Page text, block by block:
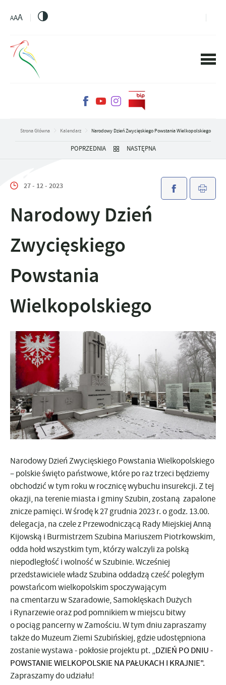
AAA
Strona Główna Kalendarz Narodowy Dzień Zwycięskiego Powstania Wielkopolskiego
POPRZEDNIA NASTĘPNA
27 - 12 - 2023
Narodowy Dzień
Zwycięskiego
Powstania
Wielkopolskiego
Narodowy Dzień Zwycięskiego Powstania Wielkopolskiego
– polskie święto państwowe, które po raz trzeci będziemy
obchodzić w tym roku w rocznicę wybuchu insurekcji. Z tej
okazji, na terenie miasta i gminy Szubin, zostaną zapalone
znicze pamięci. W środę k 27 grudnia 2023 r. o godz. 13.00.
delegacja, na czele zPrzewodniczącą Rady Miejskiej Anną
Kijowską i Burmistrzem Szubina Mariuszem Piotrkowskim,
odda hołd wszystkim tym, którzy walczyli za polską
niepodległość i wolność w Szubinie. Wcześniej
przedstawiciele władz Szubina oddadzą cześć poległym
powstańcom wielkopolskim spoczywającym
na cmentarzu w Szaradowie, Samoklęskach Dużych
i Rynarzewie oraz pod pomnikiem w miejscu bitwy
o pociąg pancerny w Zamościu. W tym dniu zapraszamy
także do Muzeum Ziemi Szubińskiej, gdzie udostępniona
zostanie wystawa - pokłosie projektu pt. „DZIEŃ PO DNIU -
POWSTANIE WIELKOPOLSKIE NA PAŁUKACH I KRAJNIE".
Zapraszamy do udziału!